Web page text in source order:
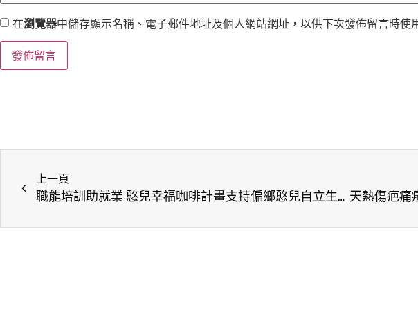
在瀏覽器中儲存顯示名稱、電子郵件地址及個人網站網址，以供下次發佈留言時使
上一頁
職能培訓助就業 憨兒幸福咖啡計畫支持偏鄉憨兒自立生活